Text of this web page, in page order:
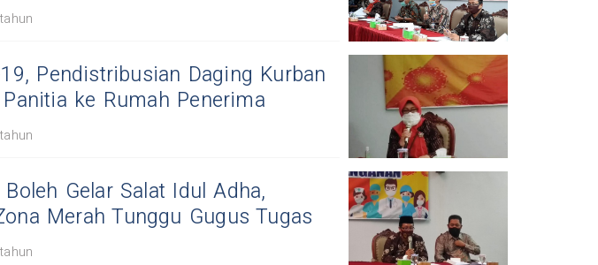
Pendistribusian Daging Kurban
ke Rumah Penerima
Gelar Salat Idul Adha,
Merah Tunggu Gugus Tugas